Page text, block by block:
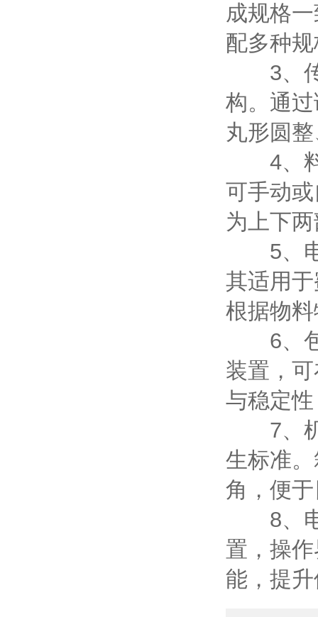
成规格
配多种
3、传
构。通
丸形圆
4、料
可手动
为上下
5、电
其适用
根据物
6、包
装置，
与稳定
7、机
生标准
角，便
8、电
置，操
能，提